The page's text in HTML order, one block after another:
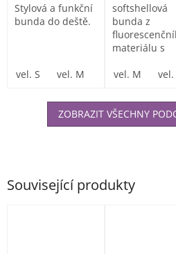
Související produkty
Stylová a funkční
bunda do deště.
vel. S vel. M vel. L vel.XL
softshellová
bunda z
materiálu s
nepromokavá
vel. M vel.
ZOBRAZIT VŠECHNY